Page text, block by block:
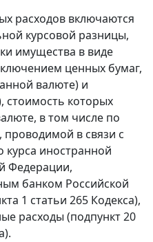
расходов включаются
курсовой разницы,
имущества в виде
ценных бумаг,
валюте) и
стоимость которых
в том числе по
в связи с
курса иностранной
Федерации,
банком Российской
1 статьи 265 Кодекса),
расходы (подпункт 20